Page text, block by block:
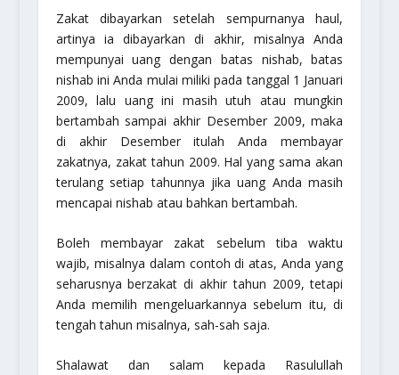
Zakat dibayarkan setelah sempurnanya haul,
artinya ia dibayarkan di akhir, misalnya Anda
mempunyai uang dengan batas nishab, batas
nishab ini Anda mulai miliki pada tanggal 1 Januari
2009, lalu uang ini masih utuh atau mungkin
bertambah sampai akhir Desember 2009, maka
di akhir Desember itulah Anda membayar
zakatnya, zakat tahun 2009. Hal yang sama akan
terulang setiap tahunnya jika uang Anda masih
mencapai nishab atau bahkan bertambah.
Boleh membayar zakat sebelum tiba waktu
wajib, misalnya dalam contoh di atas, Anda yang
seharusnya berzakat di akhir tahun 2009, tetapi
Anda memilih mengeluarkannya sebelum itu, di
tengah tahun misalnya, sah-sah saja.
Shalawat dan salam kepada Rasulullah